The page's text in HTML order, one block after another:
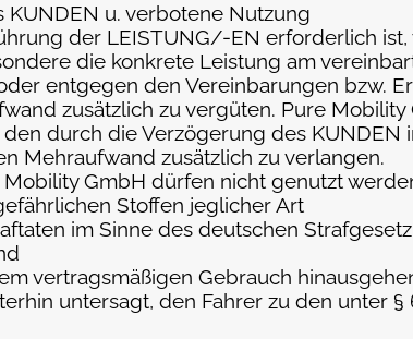
u. verbotene Nutzung
der LEISTUNG/-EN erforderlich
die konkrete Leistung am
entgegen den Vereinbarungen bzw.
zusätzlich zu vergüten. Pure
durch die Verzögerung des
Mehraufwand zusätzlich zu verlangen.
GmbH dürfen nicht genutzt
Stoffen jeglicher Art
im Sinne des deutschen
vertragsmäßigen Gebrauch
untersagt, den Fahrer zu den unter